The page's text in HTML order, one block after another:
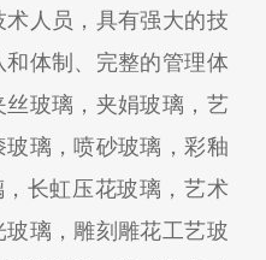
人员，具有强大的技
体制、完整的管理体
玻璃，夹娟玻璃，艺
璃，喷砂玻璃，彩釉
长虹压花玻璃，艺术
璃，雕刻雕花工艺玻